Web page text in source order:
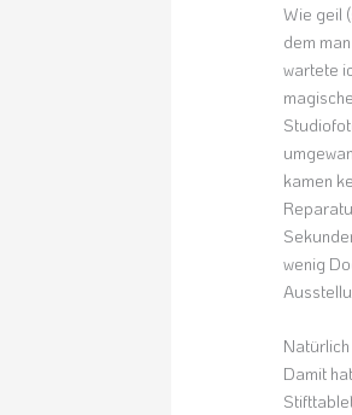
Wie geil
dem
wartete
kamen
wenig
Damit